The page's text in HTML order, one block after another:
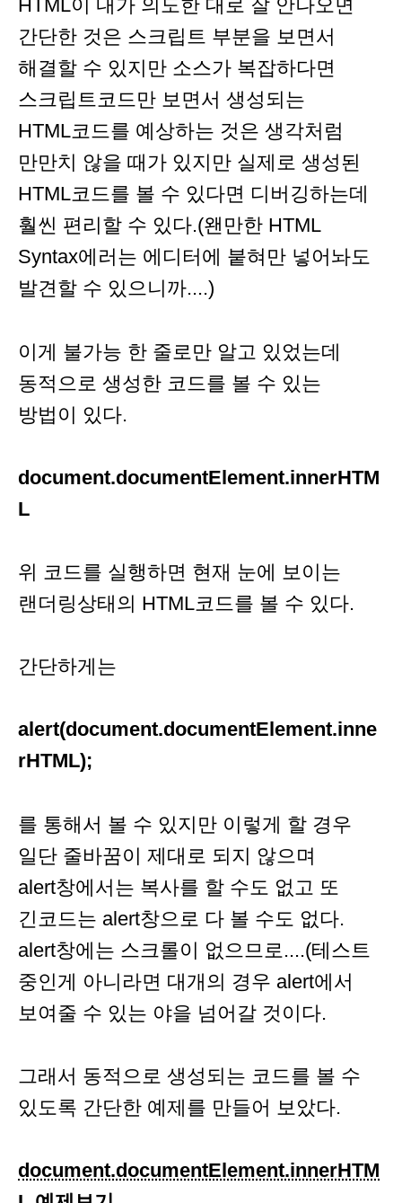
HTML이 내가 의도한 대로 잘 안나오면
간단한 것은 스크립트 부분을 보면서
해결할 수 있지만 소스가 복잡하다면
스크립트코드만 보면서 생성되는
HTML코드를 예상하는 것은 생각처럼
만만치 않을 때가 있지만 실제로 생성된
HTML코드를 볼 수 있다면 디버깅하는데
훨씬 편리할 수 있다.(왠만한 HTML
Syntax에러는 에디터에 붙혀만 넣어놔도
발견할 수 있으니까....)
이게 불가능 한 줄로만 알고 있었는데
동적으로 생성한 코드를 볼 수 있는
방법이 있다.
document.documentElement.innerHTM
L
위 코드를 실행하면 현재 눈에 보이는
랜더링상태의 HTML코드를 볼 수 있다.
간단하게는
alert(document.documentElement.inne
rHTML);
를 통해서 볼 수 있지만 이렇게 할 경우
일단 줄바꿈이 제대로 되지 않으며
alert창에서는 복사를 할 수도 없고 또
긴코드는 alert창으로 다 볼 수도 없다.
alert창에는 스크롤이 없으므로....(테스트
중인게 아니라면 대개의 경우 alert에서
보여줄 수 있는 야을 넘어갈 것이다.
그래서 동적으로 생성되는 코드를 볼 수
있도록 간단한 예제를 만들어 보았다.
document.documentElement.innerHTM